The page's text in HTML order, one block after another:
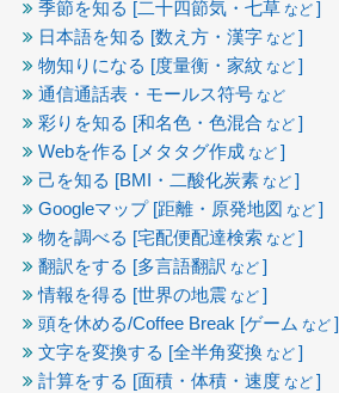
季節を知る [二十四節気・七草 など ]
日本語を知る [数え方・漢字 など ]
物知りになる [度量衡・家紋 など ]
通信通話表・モールス符号 など
彩りを知る [和名色・色混合 など ]
Webを作る [メタタグ作成 など ]
己を知る [BMI・二酸化炭素 など ]
Googleマップ [距離・原発地図 など ]
物を調べる [宅配便配達検索 など ]
翻訳をする [多言語翻訳 など ]
情報を得る [世界の地震 など ]
頭を休める/Coffee Break [ゲーム など ]
文字を変換する [全半角変換 など ]
計算をする [面積・体積・速度 など ]